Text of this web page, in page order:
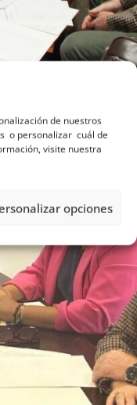
de nuestros
o personalizar cuál de
visite nuestra
opciones